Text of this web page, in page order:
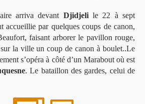
arriva devant Djidjelile 22 à sept
accueillie par quelques coups de canon,
faisant arborer le pavillon rouge,
la ville un coup de canon à boulet..Le
s’opéra à côté d’un Marabout où est
. Le bataillon des gardes, celui de